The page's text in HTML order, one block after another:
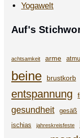
Yogawelt
Auf's
achtsamkeit arme
beine brustkorb
entspannung
gesundheit gesäß
ischias jahreskreisfeste